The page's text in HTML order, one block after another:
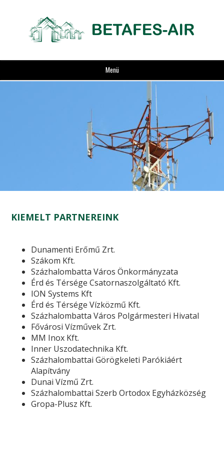
Menü
KIEMELT PARTNEREINK
Dunamenti Erőmű Zrt.
Szákom Kft.
Százhalombatta Város Önkormányzata
Érd és Térsége Csatornaszolgáltató Kft.
ION Systems Kft
Érd és Térsége Vízközmű Kft.
Százhalombatta Város Polgármesteri Hivatal
Fővárosi Vízművek Zrt.
MM Inox Kft.
Inner Uszodatechnika Kft.
Százhalombattai Görögkeleti Parókiáért
Alapítvány
Dunai Vízmű Zrt.
Százhalombattai Szerb Ortodox Egyházközség
Gropa-Plusz Kft.